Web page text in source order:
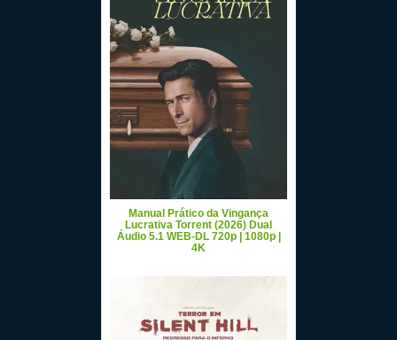
Manual Prático da Vingança
Lucrativa Torrent (2026) Dual
Áudio 5.1 WEB-DL 720p | 1080p |
4K